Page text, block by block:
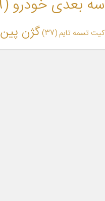
سه بعدی خودرو(549)
کیت تسمه تایم (37) گژن پین